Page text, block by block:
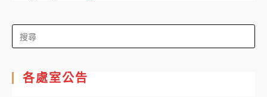
Search
for:
各處室公告